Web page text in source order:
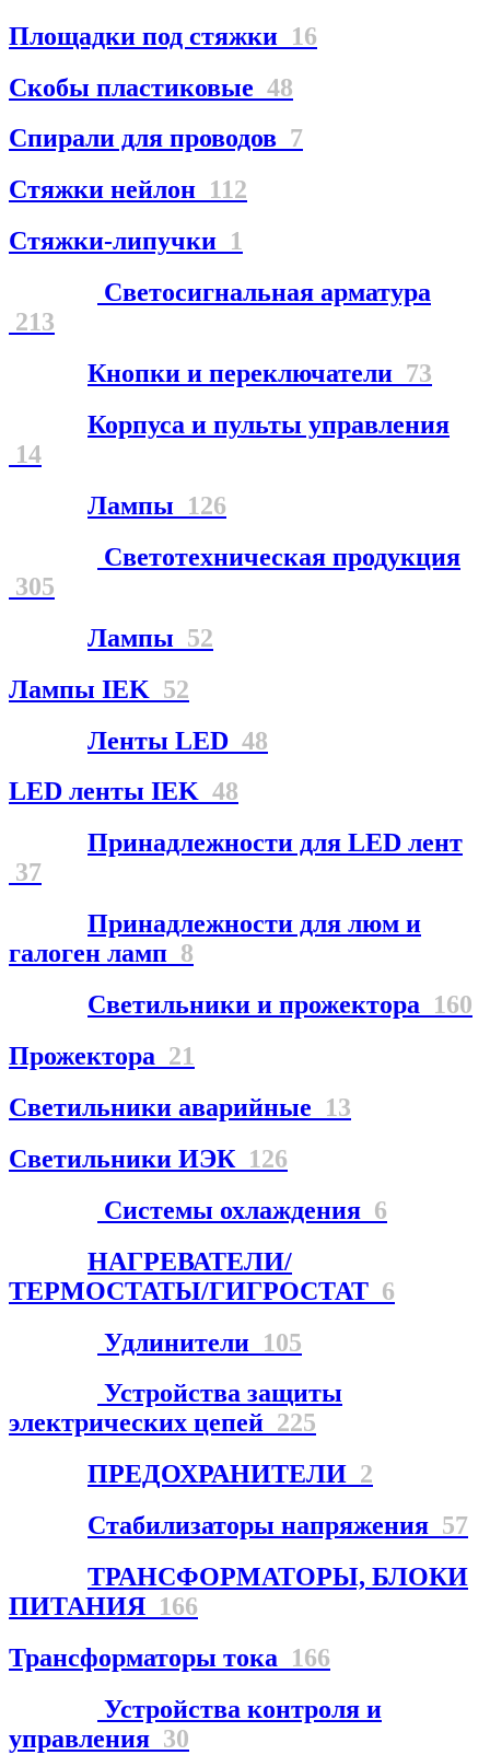
Площадки под стяжки 16
Скобы пластиковые 48
Спирали для проводов 7
Стяжки нейлон 112
Стяжки-липучки 1
Светосигнальная арматура
213
Кнопки и переключатели 73
Корпуса и пульты управления
14
Лампы 126
Светотехническая продукция
305
Лампы 52
Лампы IEK 52
Ленты LED 48
LED ленты IEK 48
Принадлежности для LED лент
37
Принадлежности для люм и
галоген ламп 8
Светильники и прожектора 160
Прожектора 21
Светильники аварийные 13
Светильники ИЭК 126
Системы охлаждения 6
НАГРЕВАТЕЛИ/
ТЕРМОСТАТЫ/ГИГРОСТАТ 6
Удлинители 105
Устройства защиты
электрических цепей 225
ПРЕДОХРАНИТЕЛИ 2
Стабилизаторы напряжения 57
ТРАНСФОРМАТОРЫ, БЛОКИ
ПИТАНИЯ 166
Трансформаторы тока 166
Устройства контроля и
управления 30